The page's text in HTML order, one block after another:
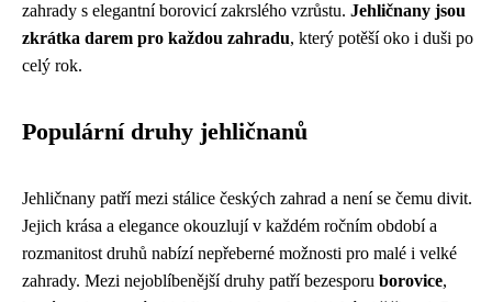
zahrady s elegantní borovicí zakrslého vzrůstu. Jehličnany jsou
zkrátka darem pro každou zahradu, který potěší oko i duši po
celý rok.
Populární druhy jehličnanů
Jehličnany patří mezi stálice českých zahrad a není se čemu divit.
Jejich krása a elegance okouzlují v každém ročním období a
rozmanitost druhů nabízí nepřeberné možnosti pro malé i velké
zahrady. Mezi nejoblíbenější druhy patří bezesporu borovice,